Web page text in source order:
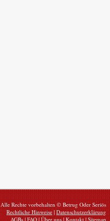
Alle Rechte vorbehalten © Betrug Oder Seriös
Rechtliche Hinweise|Datenschutzerklärung
AGBs|FAQ|Über uns|Kontakt|Sitemap